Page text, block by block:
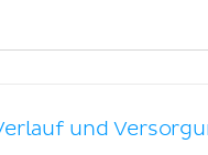
und